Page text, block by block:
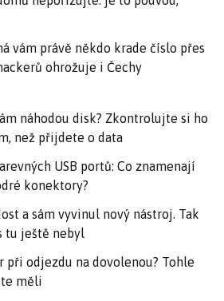
vám právě někdo krade číslo přes
ohrožuje i Čechy
náhodou disk? Zkontrolujte si ho
než přijdete o data
USB portů: Co znamenají
konektory?
a sám vyvinul nový nástroj. Tak
tu ještě nebyl
při odjezdu na dovolenou? Tohle
měli